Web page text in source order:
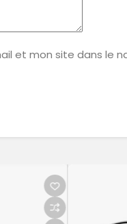
et mon site dans le